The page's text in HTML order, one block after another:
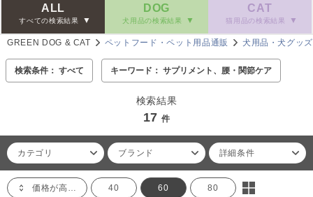
ALL
すべての検索結果
DOG
犬用品の検索結果
CAT
猫用品の検索結果
GREEN DOG & CAT ペットフード・ペット用品通販 犬用品・犬グッズ
検索条件： すべて キーワード： サプリメント、腰・関節ケア
検索結果
17 件
カテゴリ ブランド 詳細条件
価格が高い順 40 60 80